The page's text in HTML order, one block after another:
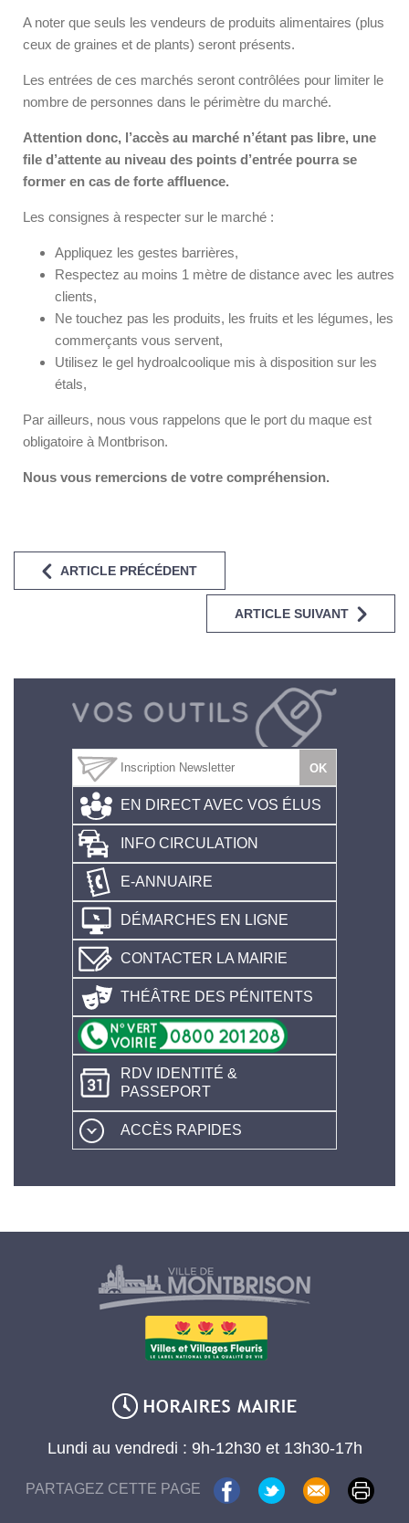
A noter que seuls les vendeurs de produits alimentaires (plus
ceux de graines et de plants) seront présents.
Les entrées de ces marchés seront contrôlées pour limiter le
nombre de personnes dans le périmètre du marché.
Attention donc, l’accès au marché n’étant pas libre, une
file d’attente au niveau des points d’entrée pourra se
former en cas de forte affluence.
Les consignes à respecter sur le marché :
Appliquez les gestes barrières,
Respectez au moins 1 mètre de distance avec les autres
clients,
Ne touchez pas les produits, les fruits et les légumes, les
commerçants vous servent,
Utilisez le gel hydroalcoolique mis à disposition sur les
étals,
Par ailleurs, nous vous rappelons que le port du maque est
obligatoire à Montbrison.
Nous vous remercions de votre compréhension.
ARTICLE PRÉCÉDENT
ARTICLE SUIVANT
EN DIRECT AVEC VOS ÉLUS
INFO CIRCULATION
E-ANNUAIRE
DÉMARCHES EN LIGNE
CONTACTER LA MAIRIE
THÉÂTRE DES PÉNITENTS
RDV IDENTITÉ &
PASSEPORT
ACCÈS RAPIDES
Lundi au vendredi : 9h-12h30 et 13h30-17h
PARTAGEZ CETTE PAGE